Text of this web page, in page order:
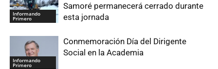
Informando
Primero
Samoré permanecerá cerrado durante
esta jornada
Informando
Primero
Conmemoración Día del Dirigente
Social en la Academia